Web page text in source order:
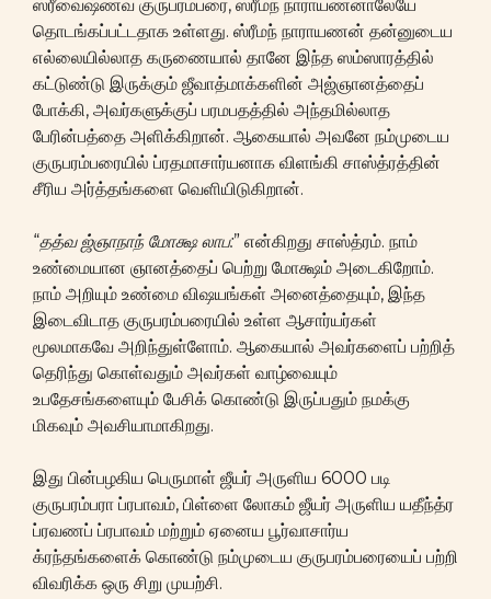
ஸ்ரீவைஷ்ணவ குருபரம்பரை, ஸ்ரீமந் நாராயணனாலேயே
தொடங்கப்பட்டதாக உள்ளது. ஸ்ரீமந் நாராயணன் தன்னுடைய
எல்லையில்லாத கருணையால் தானே இந்த ஸம்ஸாரத்தில்
கட்டுண்டு இருக்கும் ஜீவாத்மாக்களின் அஜ்ஞானத்தைப்
போக்கி, அவர்களுக்குப் பரமபதத்தில் அந்தமில்லாத
பேரின்பத்தை அளிக்கிறான். ஆகையால் அவனே நம்முடைய
குருபரம்பரையில் ப்ரதமாசார்யனாக விளங்கி சாஸ்த்ரத்தின்
சீரிய அர்த்தங்களை வெளியிடுகிறான்.
“தத்வ ஜ்ஞாநாந் மோக்ஷ லாப:” என்கிறது சாஸ்த்ரம். நாம்
உண்மையான ஞானத்தைப் பெற்று மோக்ஷம் அடைகிறோம்.
நாம் அறியும் உண்மை விஷயங்கள் அனைத்தையும், இந்த
இடைவிடாத குருபரம்பரையில் உள்ள ஆசார்யர்கள்
மூலமாகவே அறிந்துள்ளோம். ஆகையால் அவர்களைப் பற்றித்
தெரிந்து கொள்வதும் அவர்கள் வாழ்வையும்
உபதேசங்களையும் பேசிக் கொண்டு இருப்பதும் நமக்கு
மிகவும் அவசியாமாகிறது.
இது பின்பழகிய பெருமாள் ஜீயர் அருளிய 6000 படி
குருபரம்பரா ப்ரபாவம், பிள்ளை லோகம் ஜீயர் அருளிய யதீந்த்ர
ப்ரவணப் ப்ரபாவம் மற்றும் ஏனைய பூர்வாசார்ய
க்ரந்தங்களைக் கொண்டு நம்முடைய குருபரம்பரையைப் பற்றி
விவரிக்க ஒரு சிறு முயற்சி.